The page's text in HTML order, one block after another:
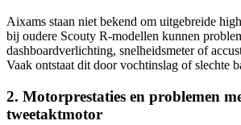
Aixams staan niet bekend om uitgebreide
bij oudere Scouty R-modellen kunnen
dashboardverlichting, snelheidsmeter of
Vaak ontstaat dit door vochtinslag of slechte
2. Motorprestaties en problemen
tweetaktmotor